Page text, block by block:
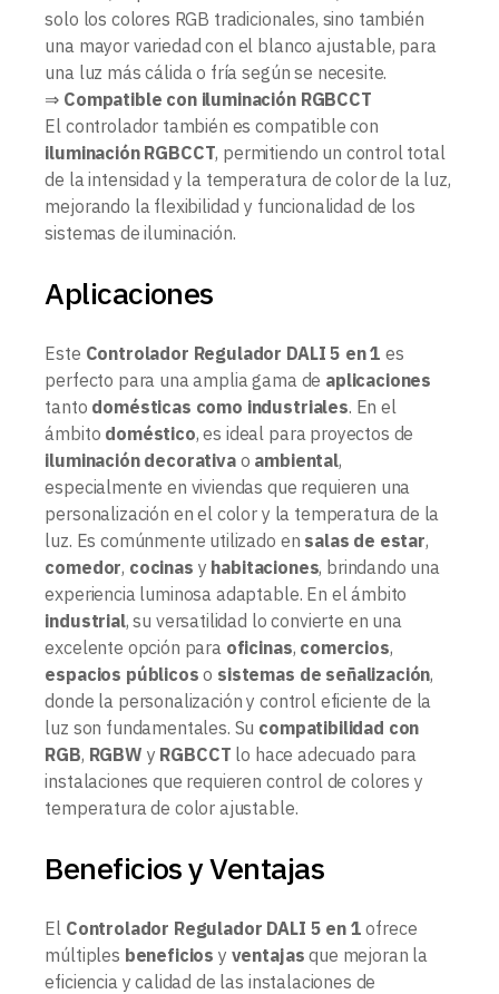
solo los colores RGB tradicionales, sino también
una mayor variedad con el blanco ajustable, para
una luz más cálida o fría según se necesite.
⇒ Compatible con iluminación RGBCCT
El controlador también es compatible con
iluminación RGBCCT, permitiendo un control total
de la intensidad y la temperatura de color de la luz,
mejorando la flexibilidad y funcionalidad de los
sistemas de iluminación.
Aplicaciones
Este Controlador Regulador DALI 5 en 1 es
perfecto para una amplia gama de aplicaciones
tanto domésticas como industriales. En el
ámbito doméstico, es ideal para proyectos de
iluminación decorativao ambiental,
especialmente en viviendas que requieren una
personalización en el color y la temperatura de la
luz. Es comúnmente utilizado en salas de estar,
comedor, cocinas y habitaciones, brindando una
experiencia luminosa adaptable. En el ámbito
industrial, su versatilidad lo convierte en una
excelente opción para oficinas, comercios,
espacios públicos o sistemas de señalización,
donde la personalización y control eficiente de la
luz son fundamentales. Su compatibilidad con
RGB, RGBW y RGBCCT lo hace adecuado para
instalaciones que requieren control de colores y
temperatura de color ajustable.
Beneficios y Ventajas
El Controlador Regulador DALI 5 en 1 ofrece
múltiples beneficios y ventajas que mejoran la
eficiencia y calidad de las instalaciones de